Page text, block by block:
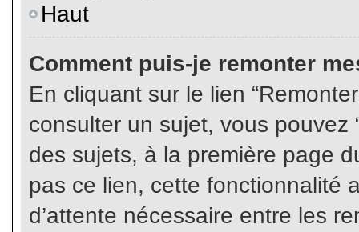
Haut
Comment puis-je remonter
En cliquant sur le lien
consulter un sujet, vous pouvez
des sujets, à la première page
pas ce lien, cette fonctionnalité
d’attente nécessaire entre les